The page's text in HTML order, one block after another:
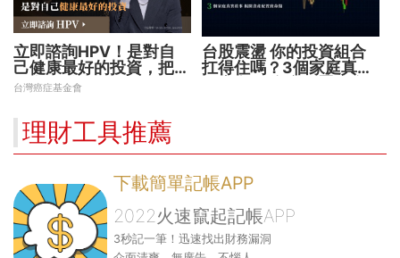
立即諮詢HPV！是對自
己健康最好的投資，把握
現在不嫌晚！
台灣癌症基金會
台股震盪 你的投資組合
扛得住嗎？3個家庭真實
理財工具推薦
下載簡單記帳APP
2022火速竄起記帳APP
3秒記一筆！迅速找出財務漏洞